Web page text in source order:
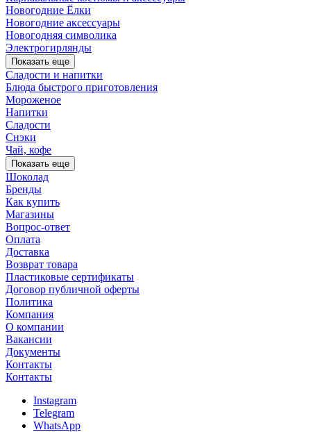
Новогодние Ёлки
Новогодние аксессуары
Новогодняя символика
Электрогирлянды
Показать еще
Сладости и напитки
Блюда быстрого приготовления
Мороженое
Напитки
Сладости
Снэки
Чай, кофе
Показать еще
Шоколад
Бренды
Как купить
Магазины
Вопрос-ответ
Оплата
Доставка
Возврат товара
Пластиковые сертификаты
Договор публичной оферты
Политика
Компания
О компании
Вакансии
Документы
Контакты
Контакты
Instagram
Telegram
WhatsApp